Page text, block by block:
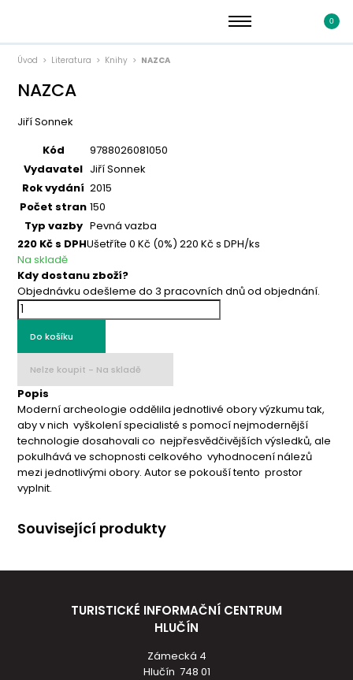
0
Úvod Literatura Knihy NAZCA
NAZCA
Jiří Sonnek
Kód
9788026081050
Vydavatel Jiří Sonnek
Rok vydání 2015
Počet stran 150
Typ vazby Pevná vazba
220 Kč s DPHUšetříte0 Kč (0%) 220 Kčs DPH/ks
Na skladě
Kdy dostanu zboží?
Objednávku odešleme do 3 pracovních dnů od objednání.
Do košíku
Nelze koupit - Na skladě
Popis
Moderní archeologie oddělila jednotlivé obory výzkumu tak,
aby v nich vyškolení specialisté s pomocí nejmodernější
technologie dosahovali co nejpřesvědčivějších výsledků, ale
pokulhává ve schopnosti celkového vyhodnocení nálezů
mezi jednotlivými obory. Autor se pokouší tento prostor
vyplnit.
Související produkty
TURISTICKÉ INFORMAČNÍ CENTRUM
HLUČÍN
Zámecká 4
Hlučín 748 01